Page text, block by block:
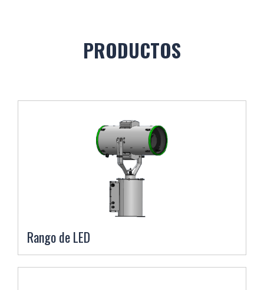
PRODUCTOS
Rango de LED